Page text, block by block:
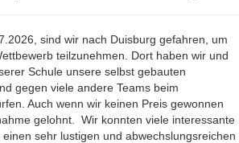
sind wir nach Duisburg gefahren, um
teilzunehmen. Dort haben wir und
Schule unsere selbst gebauten
gegen viele andere Teams beim
Auch wenn wir keinen Preis gewonnen
gelohnt. Wir konnten viele interessante
sehr lustigen und abwechslungsreichen